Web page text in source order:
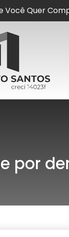
Você Quer
por